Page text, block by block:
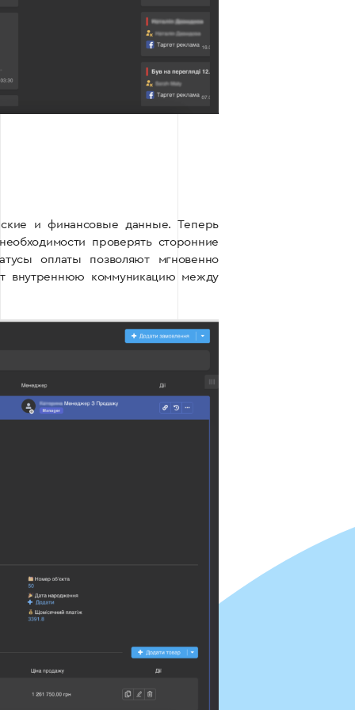
и финансовые данные. Теперь
проверять сторонние
оплаты позволяют мгновенно
внутреннюю коммуникацию между